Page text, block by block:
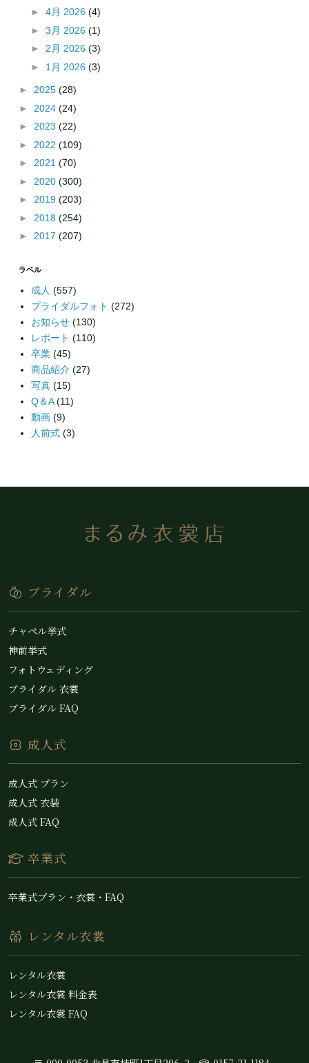
► 4月 2026 (4)
► 3月 2026 (1)
► 2月 2026 (3)
► 1月 2026 (3)
► 2025 (28)
► 2024 (24)
► 2023 (22)
► 2022 (109)
► 2021 (70)
► 2020 (300)
► 2019 (203)
► 2018 (254)
► 2017 (207)
ラベル
成人 (557)
ブライダルフォト (272)
お知らせ (130)
レポート (110)
卒業 (45)
商品紹介 (27)
写真 (15)
Q＆A(11)
動画 (9)
人前式 (3)
ブライダル
チャペル挙式
神前挙式
フォトウェディング
ブライダル 衣裳
ブライダル FAQ
成人式
成人式 プラン
成人式 衣装
成人式 FAQ
卒業式
卒業式プラン・衣裳・FAQ
レンタル衣裳
レンタル衣裳
レンタル衣裳 料金表
レンタル衣裳 FAQ